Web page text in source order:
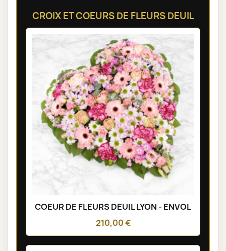
CROIX ET COEURS DE FLEURS DEUIL
COEUR DE FLEURS DEUIL LYON - ENVOL
210,00 €